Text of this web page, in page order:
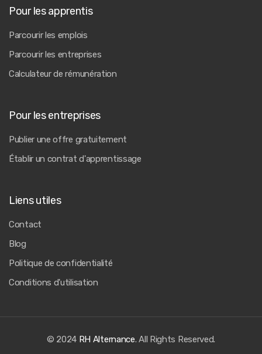
Pour les apprentis
Parcourir les emplois
Parcourir les entreprises
Calculateur de rémunération
Pour les entreprises
Publier une offre gratuitement
Établir un contrat d'apprentissage
Liens utiles
Contact
Blog
Politique de confidentialité
Conditions d'utilisation
© 2024 RH Alternance. All Rights Reserved.